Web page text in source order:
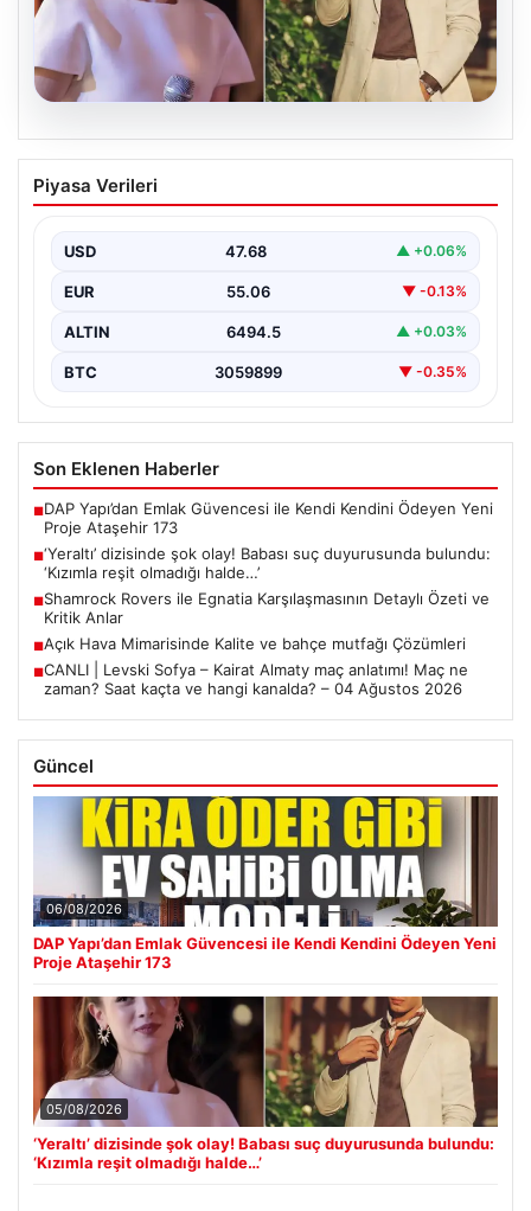
‘Yeraltı’ dizisinde şok olay! Babası suç
duyurusunda bulundu: ‘Kızımla reşit
Piyasa Verileri
USD 47.68 ▲ +0.06%
EUR 55.06 ▼ -0.13%
ALTIN 6494.5 ▲ +0.03%
BTC 3059899 ▼ -0.35%
Son Eklenen Haberler
■DAP Yapı’dan Emlak Güvencesi ile Kendi Kendini Ödeyen Yeni
Proje Ataşehir 173
■‘Yeraltı’ dizisinde şok olay! Babası suç duyurusunda bulundu:
‘Kızımla reşit olmadığı halde…’
■Shamrock Rovers ile Egnatia Karşılaşmasının Detaylı Özeti ve
Kritik Anlar
■Açık Hava Mimarisinde Kalite ve bahçe mutfağı Çözümleri
■CANLI | Levski Sofya – Kairat Almaty maç anlatımı! Maç ne
zaman? Saat kaçta ve hangi kanalda? – 04 Ağustos 2026
Güncel
06/08/2026
DAP Yapı’dan Emlak Güvencesi ile Kendi Kendini Ödeyen Yeni
Proje Ataşehir 173
05/08/2026
‘Yeraltı’ dizisinde şok olay! Babası suç duyurusunda bulundu:
‘Kızımla reşit olmadığı halde…’